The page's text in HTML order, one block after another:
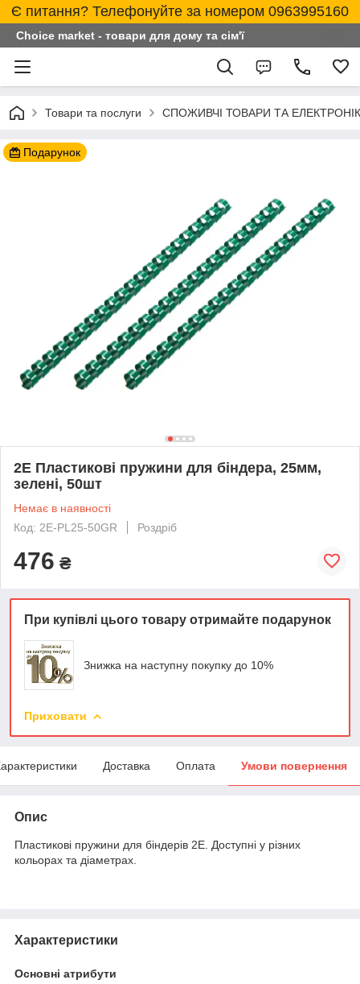
Є питання? Телефонуйте за номером 0963995160
Choice market - товари для дому та сім'ї
Товари та послуги СПОЖИВЧІ ТОВАРИ ТА
Подарунок
2E Пластикові пружини для біндера, 25мм,
зелені, 50шт
Немає в наявності
Код: 2E-PL25-50GR
Роздріб
476 ₴
При купівлі цього товару отримайте подарунок
Знижка на наступну покупку до 10%
Приховати
Доставка Оплата Умови повернення
Опис
Пластикові пружини для біндерів 2E. Доступні у різних
кольорах та діаметрах.
Характеристики
Основні атрибути